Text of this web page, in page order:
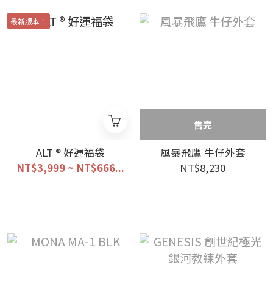
最新版本！
ALT ® 好運福袋
NT$3,999 ~ NT$666...
售完
風暴飛鷹 牛仔外套
NT$8,230